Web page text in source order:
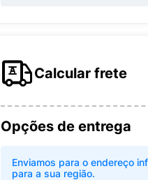
Calcular frete
Opções de entrega
Enviamos para o endereço
para a sua região.